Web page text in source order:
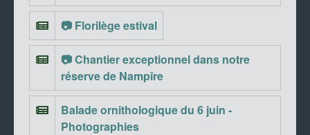
📷 Florilège estival
📷 Chantier exceptionnel dans notre
réserve de Nampîre
Balade ornithologique du 6 juin -
Photographies